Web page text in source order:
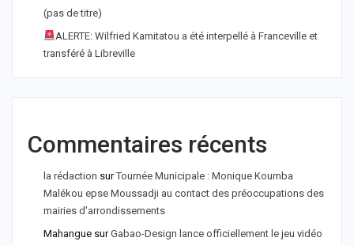
(pas de titre)
ALERTE: Wilfried Kamitatou a été interpellé à Franceville et
transféré à Libreville
Commentaires récents
la rédaction surTournée Municipale : Monique Koumba
Malékou epse Moussadji au contact des préoccupations des
mairies d'arrondissements
Mahangue surGabao-Design lance officiellement le jeu vidéo